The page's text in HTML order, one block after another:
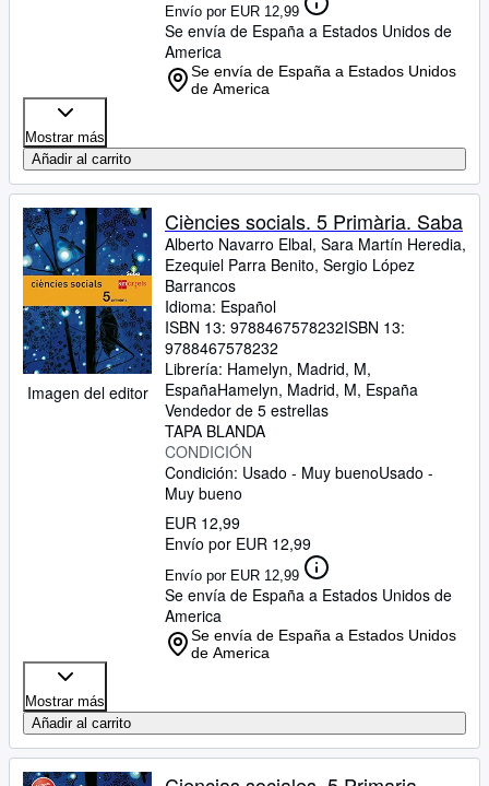
Envío por EUR 12,99
Se envía de España a Estados Unidos de
America
Se envía de España a Estados Unidos
de America
Mostrar más
Añadir al carrito
Imagen del editor
Ciències socials. 5 Primària. Saba
Alberto Navarro Elbal, Sara Martín Heredia,
Ezequiel Parra Benito, Sergio López
Barrancos
Idioma: Español
ISBN 13: 9788467578232ISBN 13:
9788467578232
Librería: Hamelyn, Madrid, M,
EspañaHamelyn, Madrid, M, España
Vendedor de 5 estrellas
TAPA BLANDA
CONDICIÓN
Condición: Usado - Muy buenoUsado -
Muy bueno
EUR 12,99
Envío por EUR 12,99
Envío por EUR 12,99
Se envía de España a Estados Unidos de
America
Se envía de España a Estados Unidos
de America
Mostrar más
Añadir al carrito